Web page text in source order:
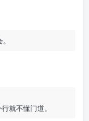
就不懂门道。